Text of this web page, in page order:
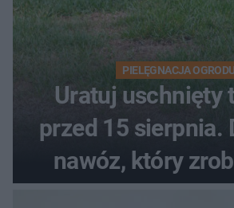
PIELĘGNACJA
Uratuj uschnięty
przed 15 sierpnia.
nawóz, który